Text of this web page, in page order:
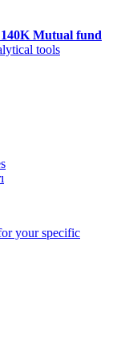
Mutual fund
tools
your specific